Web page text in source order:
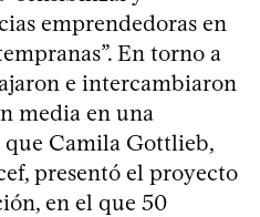
emprendedoras en
En torno a
e intercambiaron
media en una
Camila Gottlieb,
presentó el proyecto
en el que 50